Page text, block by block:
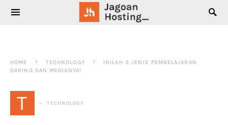
SEARCH FOR:
HOME TECHNOLOGY
INILAH 3 JENIS PEMBELAJARAN
DARING DAN MEDIANYA!
T TECHNOLOGY